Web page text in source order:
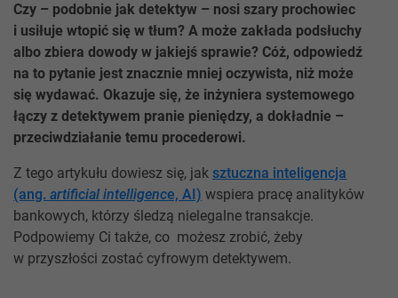
Czy – podobnie jak detektyw – nosi szary prochowiec
i usiłuje wtopić się w tłum? A może zakłada podsłuchy
albo zbiera dowody w jakiejś sprawie? Cóż, odpowiedź
na to pytanie jest znacznie mniej oczywista, niż może
się wydawać. Okazuje się, że inżyniera systemowego
łączy z detektywem pranie pieniędzy, a dokładnie –
przeciwdziałanie temu procederowi.
Z tego artykułu dowiesz się, jak sztuczna inteligencja
(ang. artificial intelligence, AI) wspiera pracę analityków
bankowych, którzy śledzą nielegalne transakcje.
Podpowiemy Ci także, co możesz zrobić, żeby
w przyszłości zostać cyfrowym detektywem.